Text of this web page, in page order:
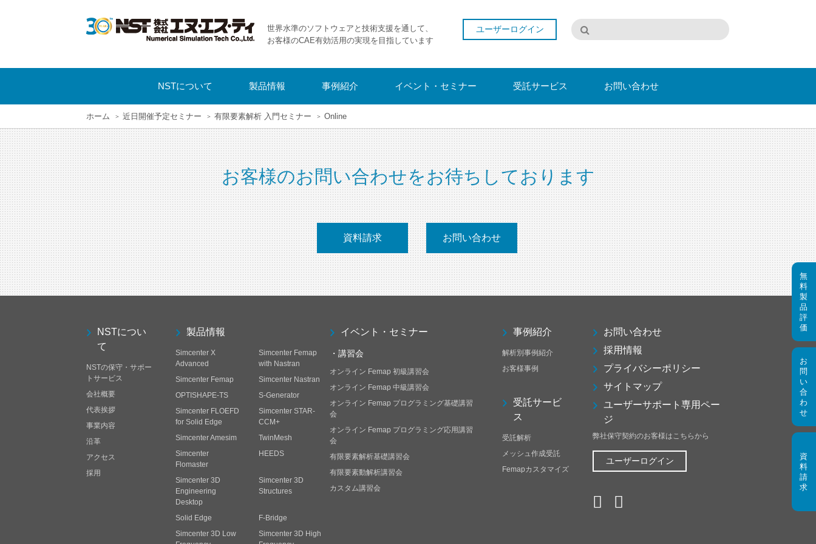
世界水準のソフトウェアと技術支援を通して、
お客様のCAE有効活用の実現を目指しています
ユーザーログイン
NSTについて 製品情報 事例紹介 イベント・セミナー 受託サービス お問い合わせ
ホーム 近日開催予定セミナー 有限要素解析 入門セミナー Online
お客様のお問い合わせをお待ちしております
資料請求 お問い合わせ
NSTについ
て
NSTの保守・サポー
トサービス
会社概要
代表挨拶
事業内容
沿革
アクセス
採用
製品情報
Simcenter X
Advanced
Simcenter Femap
with Nastran
Simcenter Femap
Simcenter Nastran
OPTISHAPE-TS
S-Generator
Simcenter FLOEFD
for Solid Edge
Simcenter STAR-
CCM+
Simcenter Amesim
TwinMesh
Simcenter
Flomaster
HEEDS
Simcenter 3D
Engineering
Desktop
Simcenter 3D
Structures
Solid Edge
F-Bridge
Simcenter 3D Low
Simcenter 3D High
イベント・セミナー
・講習会
オンライン Femap 初級講習会
オンライン Femap 中級講習会
オンライン Femap プログラミング基礎講習
会
オンライン Femap プログラミング応用講習
会
有限要素解析基礎講習会
有限要素動解析講習会
カスタム講習会
事例紹介
解析別事例紹介
お客様事例
受託サービ
ス
受託解析
メッシュ作成受託
Femapカスタマイズ
お問い合わせ
採用情報
プライバシーポリシー
サイトマップ
ユーザーサポート専用ペー
ジ
弊社保守契約のお客様はこちらから
ユーザーログイン